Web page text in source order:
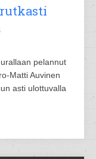
rutkasti
pelannut
Matti Auvinen
asti ulottuvalla